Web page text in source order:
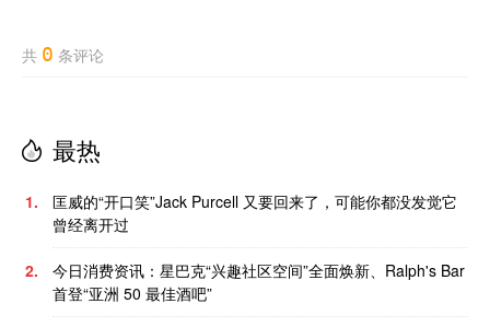
共 0 条评论
最热
1.
匡威的“开口笑”Jack Purcell 又要回来了，可能你都没发觉它
曾经离开过
2.
今日消费资讯：星巴克“兴趣社区空间”全面焕新、Ralph's Bar
首登“亚洲 50 最佳酒吧”